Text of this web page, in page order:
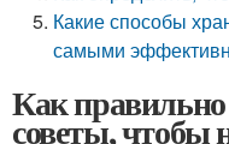
Какие способы
самыми
Как
советы, чтобы